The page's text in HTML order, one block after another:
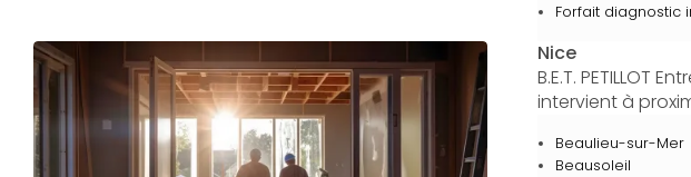
Forfait diagnostic
Nice
B.E.T. PETILLOT
intervient à
Beaulieu-sur-Mer
Beausoleil